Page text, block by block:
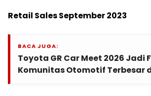
Retail Sales September 2023
BACA JUGA:
Toyota GR Car Meet 2026 Jadi
Komunitas Otomotif Terbesar